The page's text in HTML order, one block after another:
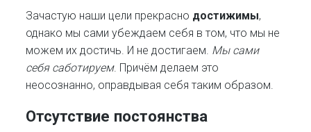
Зачастую наши цели прекрасно достижимы,
однако мы сами убеждаем себя в том, что мы не
можем их достичь. И не достигаем. Мы сами
себя саботируем. Причём делаем это
неосознанно, оправдывая себя таким образом.
Отсутствие постоянства